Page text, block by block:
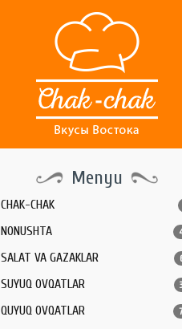
Menyu
CHAK-CHAK
NONUSHTA
SALAT VA GAZAKLAR
SUYUQ OVQATLAR
QUYUQ OVQATLAR